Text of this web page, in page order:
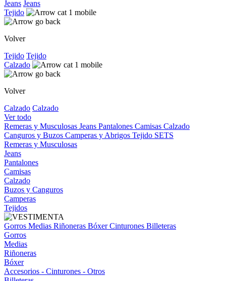
Jeans Jeans
Tejido
Volver
Tejido Tejido
Calzado
Volver
Calzado Calzado
Ver todo
Remeras y Musculosas Jeans Pantalones Camisas Calzado
Canguros y Buzos Camperas y Abrigos Tejido SETS
Remeras y Musculosas
Jeans
Pantalones
Camisas
Calzado
Buzos y Canguros
Camperas
Tejidos
Gorros Medias Riñoneras BóxerCinturones Billeteras
Gorros
Medias
Riñoneras
Bóxer
Accesorios - Cinturones - Otros